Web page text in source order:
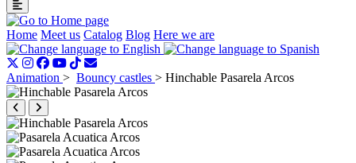
Home Meet us Catalog Blog Here we are
Animation > Bouncy castles > Hinchable Pasarela Arcos